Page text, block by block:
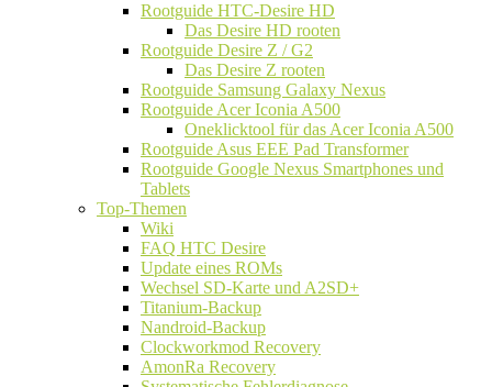
Rootguide HTC-Desire HD
Das Desire HD rooten
Rootguide Desire Z / G2
Das Desire Z rooten
Rootguide Samsung Galaxy Nexus
Rootguide Acer Iconia A500
Oneklicktool für das Acer Iconia A500
Rootguide Asus EEE Pad Transformer
Rootguide Google Nexus Smartphones und
Tablets
Top-Themen
Wiki
FAQ HTC Desire
Update eines ROMs
Wechsel SD-Karte und A2SD+
Titanium-Backup
Nandroid-Backup
Clockworkmod Recovery
AmonRa Recovery